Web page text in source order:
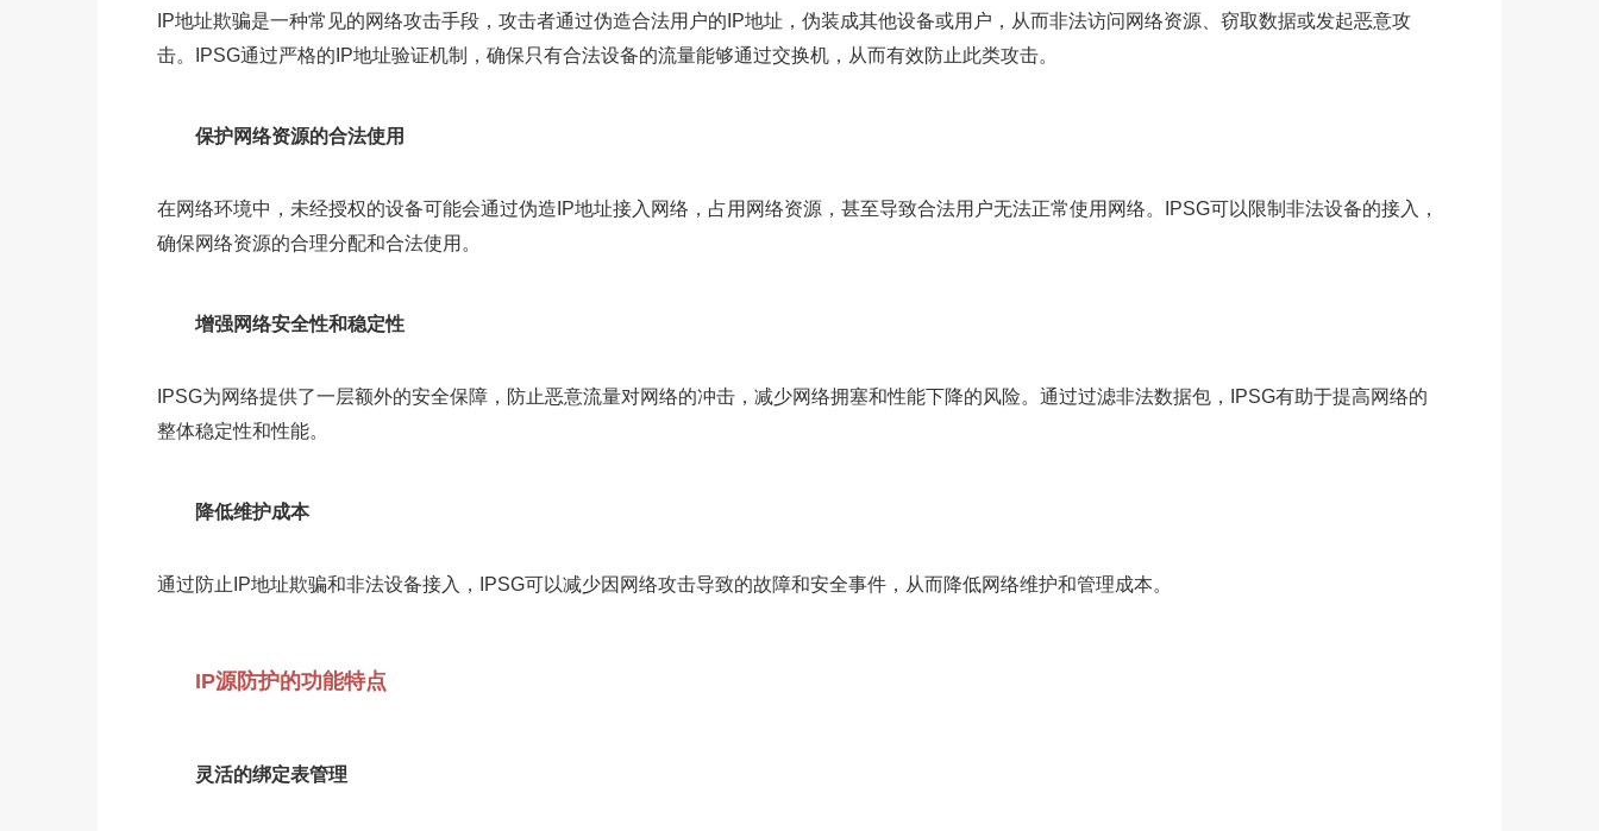
IP地址欺骗是一种常见的网络攻击手段，攻击者通过伪造合法用户的IP地址，伪装成其他设备或用户，从而非法访问网络资源、窃取数据或发起恶意攻
击。IPSG通过严格的IP地址验证机制，确保只有合法设备的流量能够通过交换机，从而有效防止此类攻击。
保护网络资源的合法使用
在网络环境中，未经授权的设备可能会通过伪造IP地址接入网络，占用网络资源，甚至导致合法用户无法正常使用网络。IPSG可以限制非法设备的接入，
确保网络资源的合理分配和合法使用。
增强网络安全性和稳定性
IPSG为网络提供了一层额外的安全保障，防止恶意流量对网络的冲击，减少网络拥塞和性能下降的风险。通过过滤非法数据包，IPSG有助于提高网络的
整体稳定性和性能。
降低维护成本
通过防止IP地址欺骗和非法设备接入，IPSG可以减少因网络攻击导致的故障和安全事件，从而降低网络维护和管理成本。
IP源防护的功能特点
灵活的绑定表管理